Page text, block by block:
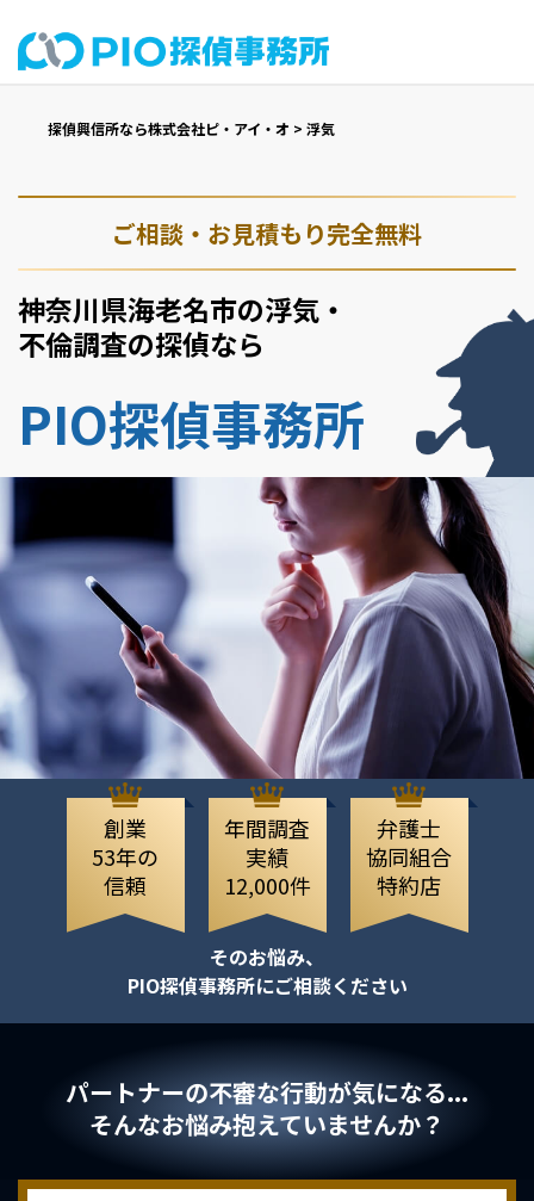
探偵興信所なら株式会社ピ・アイ・オ > 浮気
ご相談・お見積もり完全無料
神奈川県海老名市の浮気・
不倫調査の探偵なら
PIO探偵事務所
創業
53年の
信頼
年間調査
実績
12,000件
弁護士
協同組合
特約店
そのお悩み、
PIO探偵事務所にご相談ください
パートナーの不審な行動が気になる...
そんなお悩み抱えていませんか？